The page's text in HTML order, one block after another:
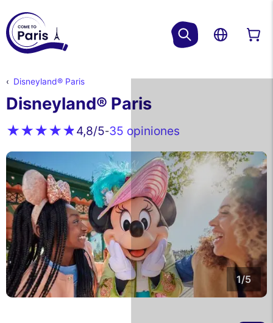
Disneyland® Paris
Disneyland® Paris
4,8/5-35 opiniones
1/5